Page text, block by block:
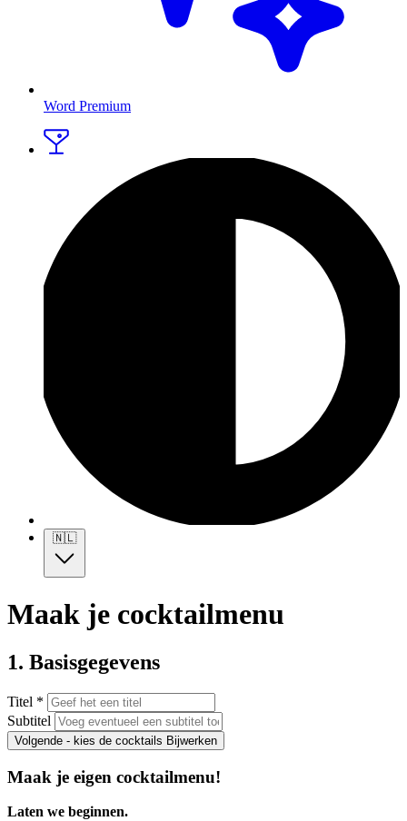
Word Premium
🇳🇱
Maak je cocktailmenu
1. Basisgegevens
Titel *
Subtitel
Volgende - kies de cocktails Bijwerken
Maak je eigen cocktailmenu!
Laten we beginnen.